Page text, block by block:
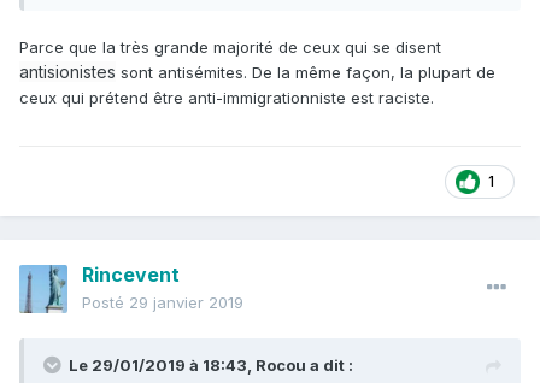
Parce que la très grande majorité de ceux qui se disent
antisionistes sont antisémites. De la même façon, la plupart de
ceux qui prétend être anti-immigrationniste est raciste.
1
Rincevent
Posté 29 janvier 2019
Le 29/01/2019 à 18:43, Rocou a dit :